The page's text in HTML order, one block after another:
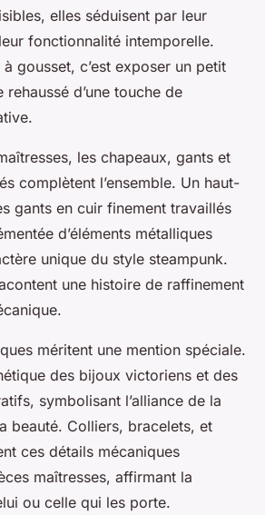
elles séduisent par leur
fonctionnalité intemporelle.
gousset, c’est exposer un petit
rehaussé d’une touche de
les chapeaux, gants et
complètent l’ensemble. Un haut-
gants en cuir finement travaillés
d’éléments métalliques
unique du style steampunk.
une histoire de raffinement
méritent une mention spéciale.
des bijoux victoriens et des
symbolisant l’alliance de la
beauté. Colliers, bracelets, et
ces détails mécaniques
maîtresses, affirmant la
ou celle qui les porte.